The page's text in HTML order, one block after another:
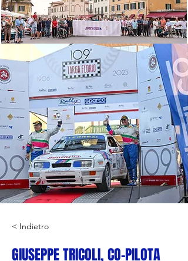
< Indietro
GIUSEPPE TRICOLI, CO-PILOTA